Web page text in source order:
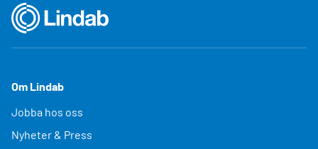
Om Lindab
Jobba hos oss
Nyheter & Press